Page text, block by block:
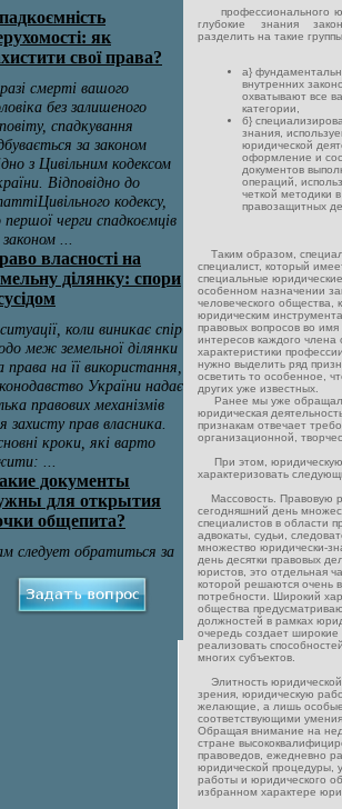
профессионального
глубокие знания
разделить на такие
а}
внутренних
охватывают все
категории,
б}
знания,
юридической
оформление и
документов
операций,
четкой методики
правозащитных
Таким образом,
специалист, который
специальные
особенном назначении
человеческого общества,
юридическим
правовых вопросов во
интересов каждого
характеристики
нужно выделить ряд
осветить то особенное,
других уже известных.
Ранее мы уже
юридическая
признакам отвечает
организационной,
При этом, юридическую
характеризовать
Массовость. Правовую
сегодняшний день
специалистов в области
адвокаты, судьи,
множество юридически-
день десятки правовых
юристов, это отдельная
которой решаются очень
потребности. Широкий
общества
должностей в рамках
очередь создает
реализовать
многих субъектов.
Элитность
зрения, юридическую
желающие, а лишь
соответствующими
Обращая внимание на
стране
правоведов, ежедневно
юридической процедуры,
работы и юридического
избранном характере